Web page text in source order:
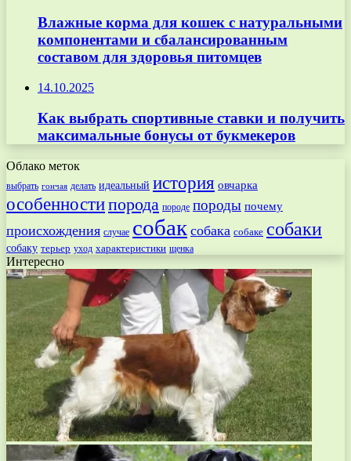
Влажные корма для кошек с натуральными
компонентами и сбалансированным
составом для здоровья питомцев
14.10.2025
Как выбрать спортивные ставки и получить
максимальные бонусы от букмекеров
Облако меток
выбрать гончая делать идеальный история овчарка
особенностипорода породе породы почему
происхождения случае собак собака собаке собаки
собаку терьер уход характеристики щенка
Интересно